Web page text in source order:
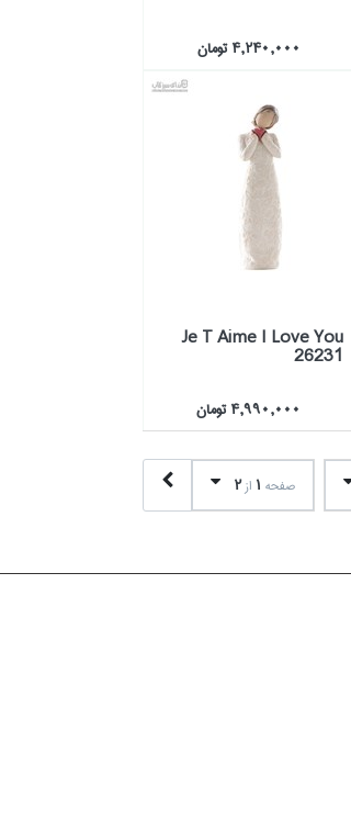
4,240,000 تومان
Je T Aime I Love You
26231
4,990,000 تومان
صفحه 1 از2